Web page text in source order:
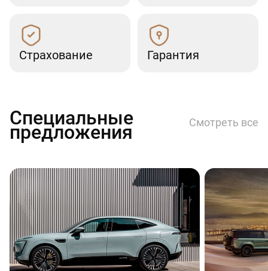
Страхование Гарантия
Специальные
предложения Смотреть все